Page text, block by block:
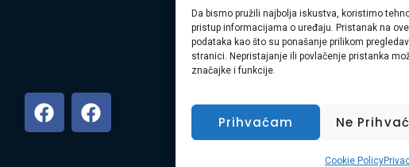
Da bismo pružili najbolja iskustva, koristimo
pristup informacijama o uređaju. Pristanak na
podataka kao što su ponašanje prilikom
stranici. Nepristajanje ili povlačenje pristanka
značajke i funkcije.
Prihvaćam Ne
Cookie Policy